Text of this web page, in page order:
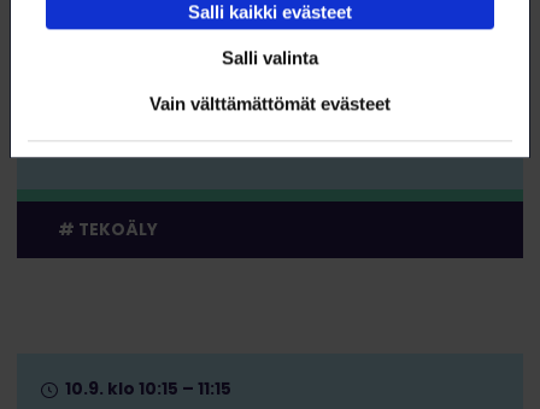
Salli kaikki evästeet
Salli valinta
Vain välttämättömät evästeet
Tekoäly sparraajana
10.9. klo 9:00 – 10:00
WEBINAARI
KOULUTUS
TEKOÄLY
10.9. klo 10:15 – 11:15